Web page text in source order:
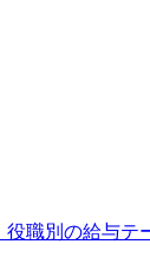
職別の給与テ